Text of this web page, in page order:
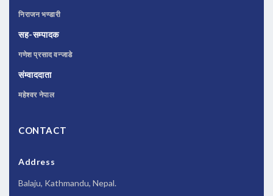
निराजन भण्डारी
सह-सम्पादक
गणेश प्रसाद वन्जाडे
संम्वाददाता
महेश्वर नेपाल
CONTACT
Address
Balaju, Kathmandu, Nepal.